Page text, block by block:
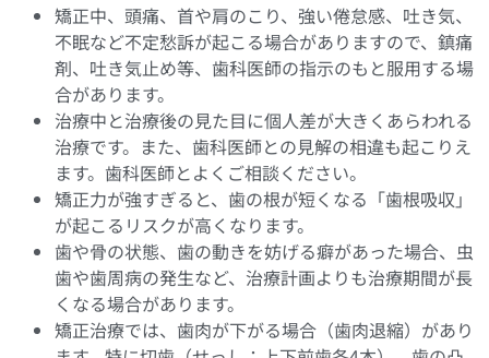
矯正中、頭痛、首や肩のこり、強い倦怠感、吐き気、
不眠など不定愁訴が起こる場合がありますので、鎮痛
剤、吐き気止め等、歯科医師の指示のもと服用する場
合があります。
治療中と治療後の見た目に個人差が大きくあらわれる
治療です。また、歯科医師との見解の相違も起こりえ
ます。歯科医師とよくご相談ください。
矯正力が強すぎると、歯の根が短くなる「歯根吸収」
が起こるリスクが高くなります。
歯や骨の状態、歯の動きを妨げる癖があった場合、虫
歯や歯周病の発生など、治療計画よりも治療期間が長
くなる場合があります。
矯正治療では、歯肉が下がる場合（歯肉退縮）があり